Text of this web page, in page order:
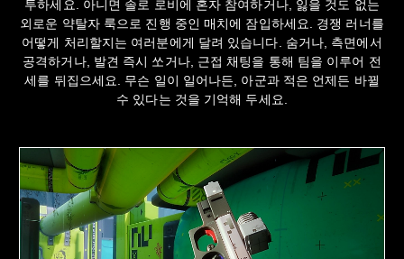
투하세요. 아니면 솔로 로비에 혼자 참여하거나, 잃을 것도 없는
외로운 약탈자 룩으로 진행 중인 매치에 잠입하세요. 경쟁 러너를
어떻게 처리할지는 여러분에게 달려 있습니다. 숨거나, 측면에서
공격하거나, 발견 즉시 쏘거나, 근접 채팅을 통해 팀을 이루어 전
세를 뒤집으세요. 무슨 일이 일어나든, 아군과 적은 언제든 바뀔
수 있다는 것을 기억해 두세요.